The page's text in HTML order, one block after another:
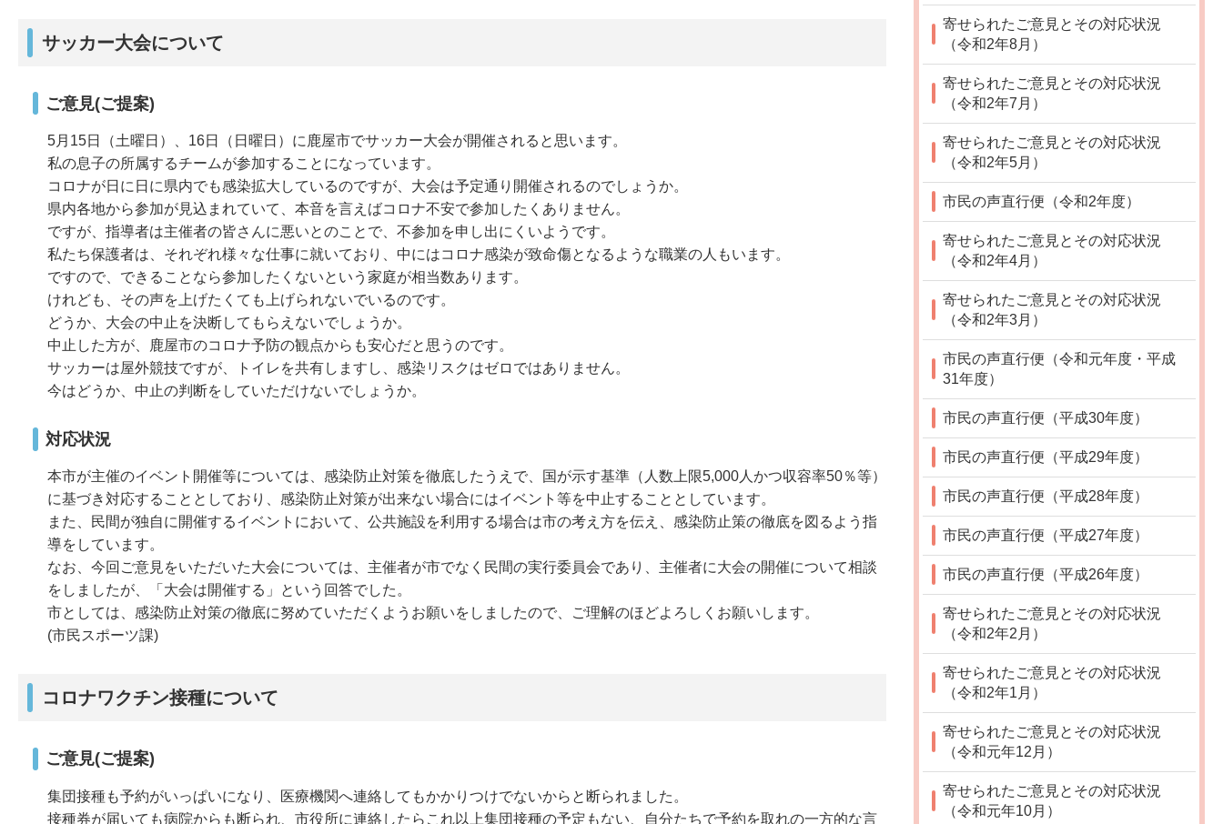
サッカー大会について
ご意見(ご提案)
5月15日（土曜日）、16日（日曜日）に鹿屋市でサッカー大会が開催されると思います。
私の息子の所属するチームが参加することになっています。
コロナが日に日に県内でも感染拡大しているのですが、大会は予定通り開催されるのでしょうか。
県内各地から参加が見込まれていて、本音を言えばコロナ不安で参加したくありません。
ですが、指導者は主催者の皆さんに悪いとのことで、不参加を申し出にくいようです。
私たち保護者は、それぞれ様々な仕事に就いており、中にはコロナ感染が致命傷となるような職業の人もいます。
ですので、できることなら参加したくないという家庭が相当数あります。
けれども、その声を上げたくても上げられないでいるのです。
どうか、大会の中止を決断してもらえないでしょうか。
中止した方が、鹿屋市のコロナ予防の観点からも安心だと思うのです。
サッカーは屋外競技ですが、トイレを共有しますし、感染リスクはゼロではありません。
今はどうか、中止の判断をしていただけないでしょうか。
対応状況
本市が主催のイベント開催等については、感染防止対策を徹底したうえで、国が示す基準（人数上限5,000人かつ収容率50％等）
に基づき対応することとしており、感染防止対策が出来ない場合にはイベント等を中止することとしています。
また、民間が独自に開催するイベントにおいて、公共施設を利用する場合は市の考え方を伝え、感染防止策の徹底を図るよう指
導をしています。
なお、今回ご意見をいただいた大会については、主催者が市でなく民間の実行委員会であり、主催者に大会の開催について相談
をしましたが、「大会は開催する」という回答でした。
市としては、感染防止対策の徹底に努めていただくようお願いをしましたので、ご理解のほどよろしくお願いします。
(市民スポーツ課)
コロナワクチン接種について
ご意見(ご提案)
集団接種も予約がいっぱいになり、医療機関へ連絡してもかかりつけでないからと断られました。
接種券が届いても病院からも断られ、市役所に連絡したらこれ以上集団接種の予定もない、自分たちで予約を取れの一方的な言
寄せられたご意見とその対応状況
（令和2年8月）
寄せられたご意見とその対応状況
（令和2年7月）
寄せられたご意見とその対応状況
（令和2年5月）
市民の声直行便（令和2年度）
寄せられたご意見とその対応状況
（令和2年4月）
寄せられたご意見とその対応状況
（令和2年3月）
市民の声直行便（令和元年度・平成
31年度）
市民の声直行便（平成30年度）
市民の声直行便（平成29年度）
市民の声直行便（平成28年度）
市民の声直行便（平成27年度）
市民の声直行便（平成26年度）
寄せられたご意見とその対応状況
（令和2年2月）
寄せられたご意見とその対応状況
（令和2年1月）
寄せられたご意見とその対応状況
（令和元年12月）
寄せられたご意見とその対応状況
（令和元年10月）